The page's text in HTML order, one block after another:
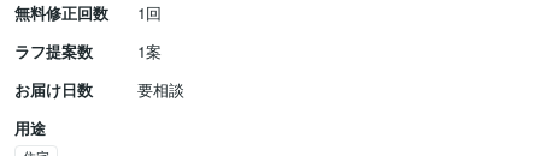
無料修正回数
1回
ラフ提案数
1案
お届け日数
要相談
用途